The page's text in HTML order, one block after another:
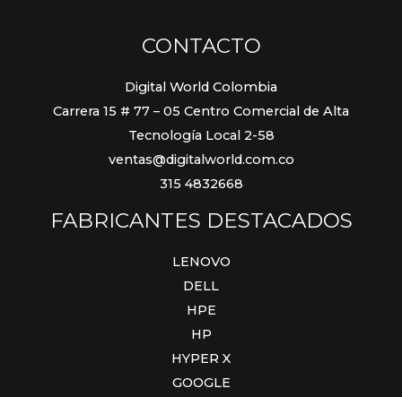
CONTACTO
Digital World Colombia
Carrera 15 # 77 – 05 Centro Comercial de Alta
Tecnología Local 2-58
ventas@digitalworld.com.co
315 4832668
FABRICANTES DESTACADOS
LENOVO
DELL
HPE
HP
HYPER X
GOOGLE